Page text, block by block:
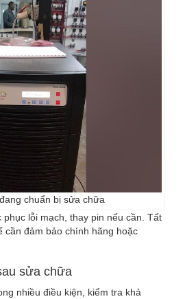
chuẩn bị sửa chữa
phục lỗi mạch, thay pin nếu cần. Tất
cần đảm bảo chính hãng hoặc
sửa chữa
nhiều điều kiện, kiểm tra khả